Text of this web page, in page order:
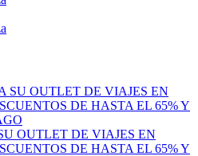
OUTLET DE VIAJES EN
DE HASTA EL 65% Y